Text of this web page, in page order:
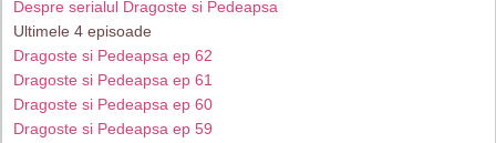
Despre serialul Dragoste si Pedeapsa
Ultimele 4 episoade
Dragoste si Pedeapsa ep 62
Dragoste si Pedeapsa ep 61
Dragoste si Pedeapsa ep 60
Dragoste si Pedeapsa ep 59